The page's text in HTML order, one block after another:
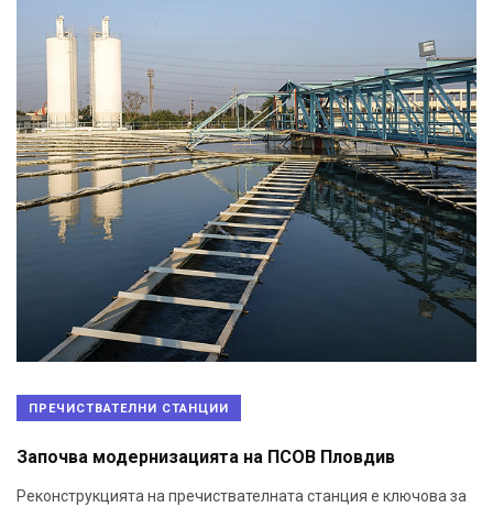
ПРЕЧИСТВАТЕЛНИ СТАНЦИИ
Започва модернизацията на ПСОВ Пловдив
Реконструкцията на пречиствателната станция е ключова за